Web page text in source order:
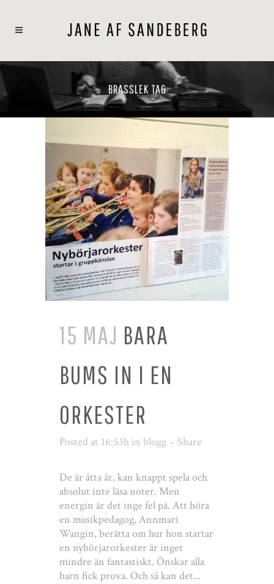
BRASSLEK TAG
15 MAJ BARA
BUMS IN I EN
ORKESTER
Posted at 16:53h in blogg Share
De är åtta år, kan knappt spela och
absolut inte läsa noter. Men
energin är det inge fel på. Att höra
en musikpedagog, Annmari
Wangin, berätta om hur hon startar
en nybörjarorkester är inget
mindre än fantastiskt. Önskar alla
barn fick prova. Och så kan det...